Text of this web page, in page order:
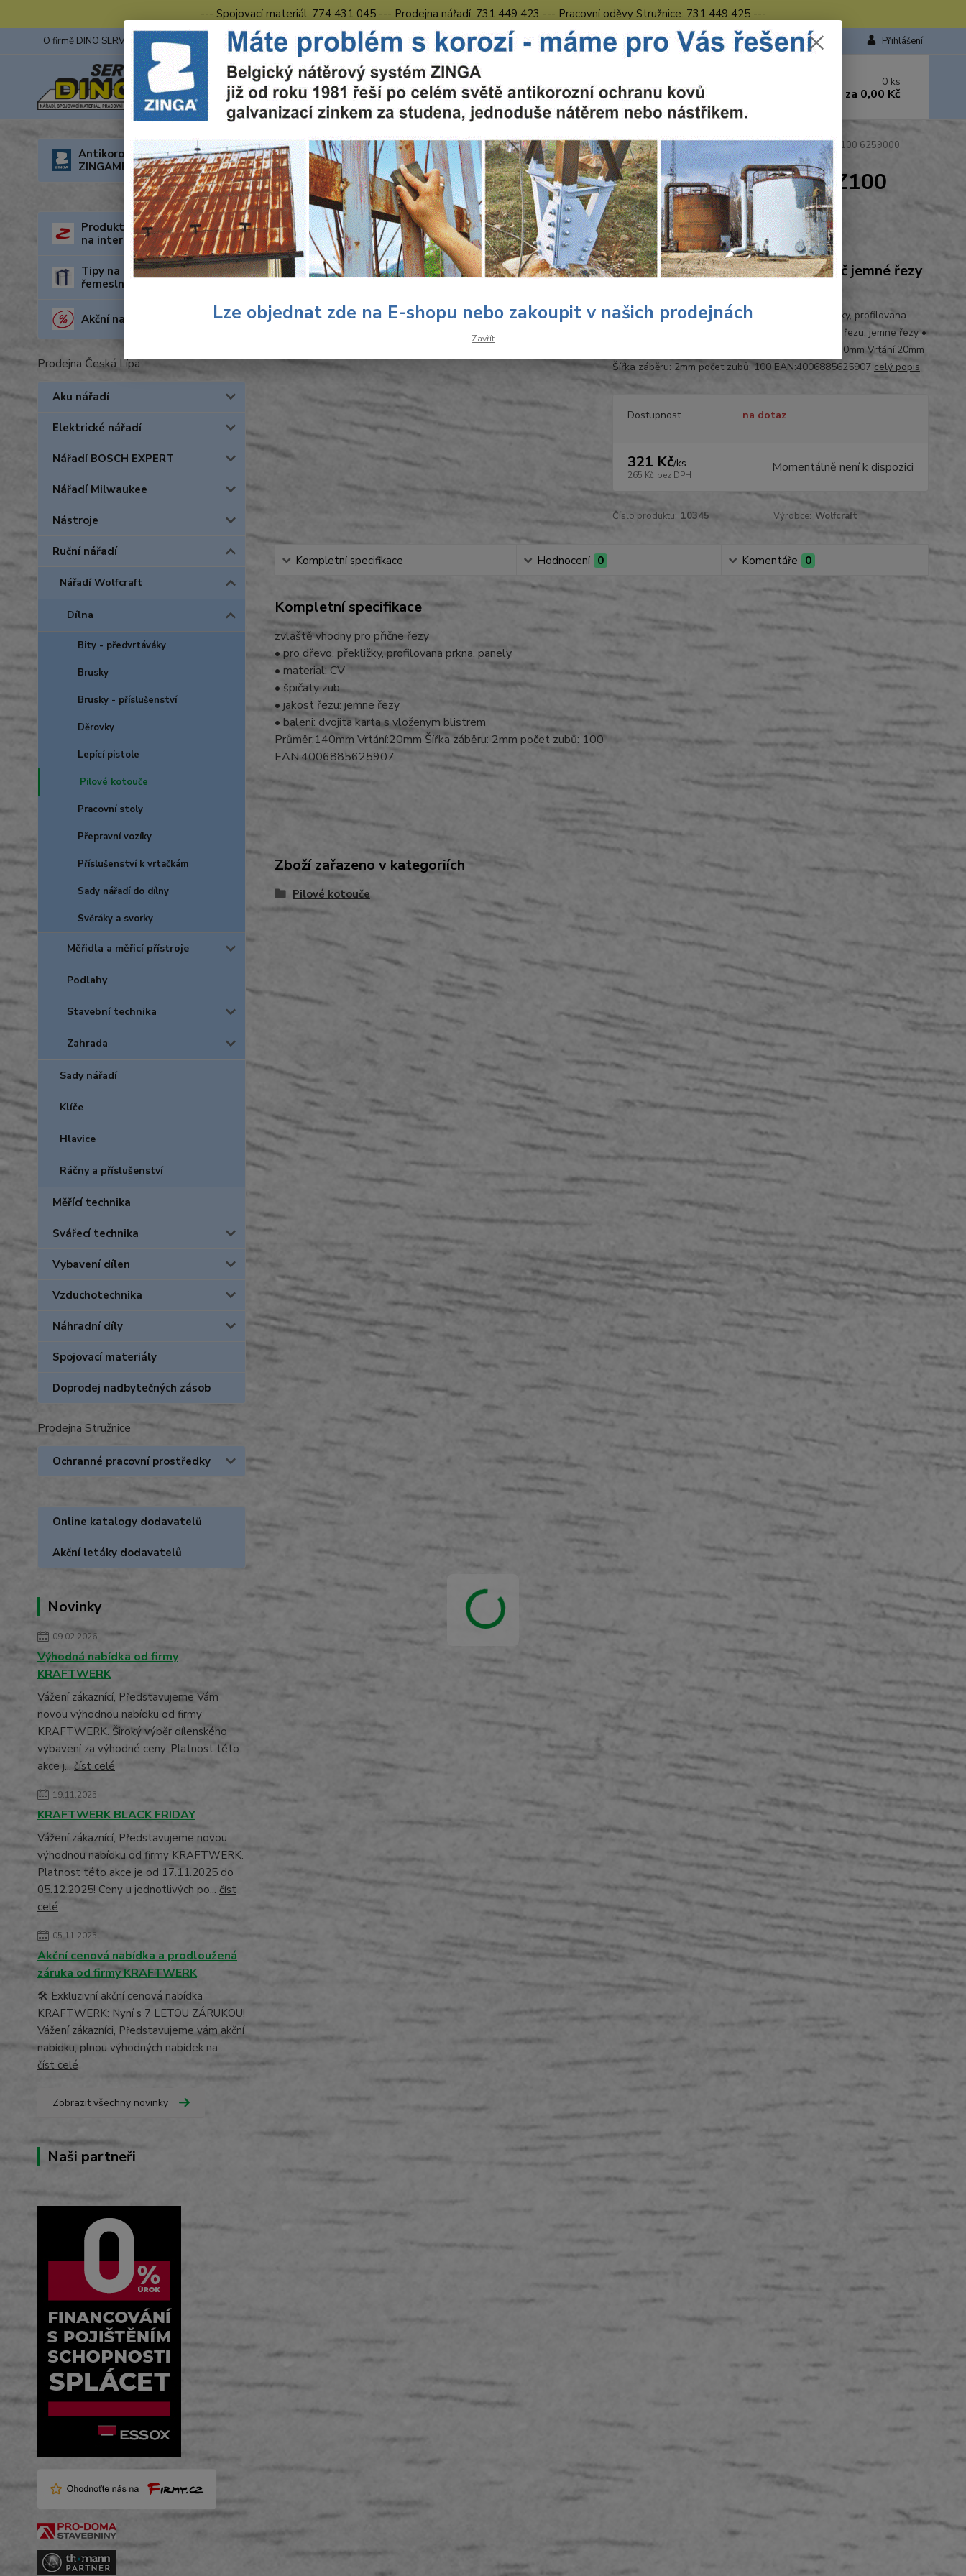
--- Spojovací materiál: 774 431 045 --- Prodejna nářadí: 731 449 423 --- Pracovní oděvy Stružnice: 731 449 425 ---
O firmě DINO SERVIS s.r.o. ZINGA Fotogalerie z výstav Obchodní podmínky Kontakty Česká Lípa Přihlášení
Hledat 731 449 423
8.00 hod. - 16.00 hod.
0 ks
za 0,00 Kč
Antikorozní nátěry
ZINGAMETALL
Produkty za nejnižší cenu
na internetu
Tipy na dárky pro kutily a
řemeslníky
Akční nabídka
Prodejna Česká Lípa
Aku nářadí
Elektrické nářadí
Nářadí BOSCH EXPERT
Nářadí Milwaukee
Nástroje
Ruční nářadí
Nářadí Wolfcraft
Dílna
Bity - předvrtáváky
Brusky
Brusky - příslušenství
Děrovky
Lepící pistole
Pilové kotouče
Pracovní stoly
Přepravní vozíky
Příslušenství k vrtačkám
Sady nářadí do dílny
Svěráky a svorky
Měřidla a měřicí přístroje
Podlahy
Stavební technika
Zahrada
Sady nářadí
Klíče
Hlavice
Ráčny a příslušenství
Měřící technika
Svářecí technika
Vybavení dílen
Vzduchotechnika
Náhradní díly
Spojovací materiály
Doprodej nadbytečných zásob
Prodejna Stružnice
Ochranné pracovní prostředky
Online katalogy dodavatelů
Akční letáky dodavatelů
Novinky
09.02.2026
Výhodná nabídka od firmy
KRAFTWERK
Vážení zákaznící, Představujeme Vám
novou výhodnou nabídku od firmy
KRAFTWERK. Široký výběr dílenského
vybavení za výhodné ceny. Platnost této
akce j... číst celé
19.11.2025
KRAFTWERK BLACK FRIDAY
Vážení zákaznící, Představujeme novou
výhodnou nabídku od firmy KRAFTWERK.
Platnost této akce je od 17.11.2025 do
05.12.2025! Ceny u jednotlivých po... číst
celé
05.11.2025
Akční cenová nabídka a prodloužená
záruka od firmy KRAFTWERK
🛠️ Exkluzivní akční cenová nabídka
KRAFTWERK: Nyní s 7 LETOU ZÁRUKOU!
Vážení zákazníci, Představujeme vám akční
nabídku, plnou výhodných nabídek na ...
číst celé
Zobrazit všechny novinky
Naši partneři
Úvod Ruční nářadí Nářadí Wolfcraft Dílna Pilové kotouče Wolfcraft Wolfcraft pilový kotouč jemné řezy ø140x20 Z100 6259000
Wolfcraft Wolfcraft pilový kotouč jemné řezy ø140x20 Z100
6259000
Ohodnotit produkt
Wolfcraft Wolfcraft pilový kotouč jemné řezy
zvlaště vhodny pro přične řezy • pro dřevo, překližky, profilovana
prkna, panely • material: CV • špičaty zub • jakost řezu: jemne řezy •
baleni: dvojita karta s vloženym blistrem Průměr:140mm Vrtání:20mm
Šířka záběru: 2mm počet zubů: 100 EAN:4006885625907 celý popis
Dostupnost na dotaz
321 Kč/ks
265 Kč bez DPH Momentálně není k dispozici
Číslo produktu: 10345 Výrobce: Wolfcraft
Kompletní specifikace Hodnocení 0 Komentáře 0
Kompletní specifikace
zvlaště vhodny pro přične řezy
• pro dřevo, překližky, profilovana prkna, panely
• material: CV
• špičaty zub
• jakost řezu: jemne řezy
• baleni: dvojita karta s vloženym blistrem
Průměr:140mm Vrtání:20mm Šířka záběru: 2mm počet zubů: 100
EAN:4006885625907
Zboží zařazeno v kategoriích
Pilové kotouče
Lze objednat zde na E-shopu nebo zakoupit v našich prodejnách
Zavřít